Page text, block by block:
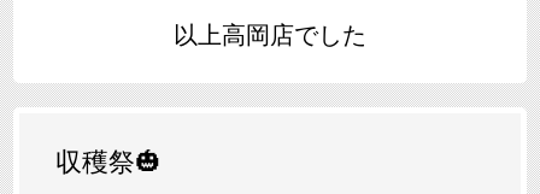
以上高岡店でした
収穫祭🎃